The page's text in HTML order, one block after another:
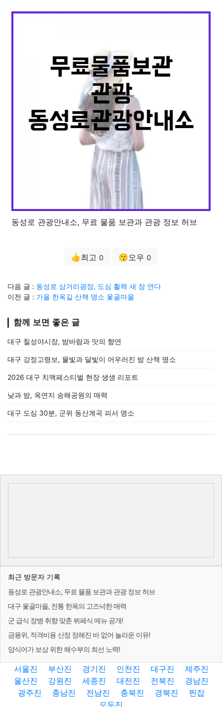
동성로 관광안내소, 무료 물품 보관과 관광 정보 허브
👍최고 0 😗오우 0
다음 글 : 동성로 삼거리광장, 도심 활력 새 장 연다
이전 글 : 가을 한옥길 산책 명소 옻골마을
함께 보면 좋은 글
대구 칠성야시장, 밤바람과 맛의 향연
대구 강정고령보, 물빛과 달빛이 어우러진 밤 산책 명소
2026 대구 치맥페스티벌 현장 생생 리포트
낮과 밤, 옥연지 송해공원의 매력
대구 도심 30분, 군위 동산계곡 피서 명소
최근 방문자 기록
동성로 관광안내소, 무료 물품 보관과 관광 정보 허브
대구 옻골마을, 전통 한옥의 고즈넉한 매력
군 급식 장병 취향 맞춘 뷔페식 메뉴 공개!
금융위, 적격비용 산정 정해진 바 없어 놀라운 이유!
양식어가 보상 위한 해수부의 최선 노력!
서울진 부산진 경기진 인천진 대구진
제주진
울산진
강원진 세종진 대전진 전북진
경남진
광주진
충남진 전남진 충북진 경북진
찐잡
모두진